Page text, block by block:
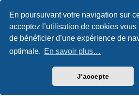
En poursuivant votre navigation sur
acceptez l’utilisation de cookies vous
de bénéficier d’une expérience de
optimale. En savoir plus…
J’accepte
Développé parphpBB® Forum Software © phpBB Limited
Styleproflatpar © Mazeltof2017
Confidentialité | Conditions